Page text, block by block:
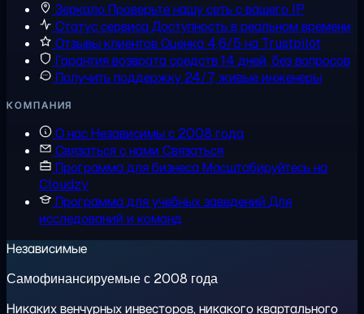
Зеркало Проверьте нашу сеть с вашего IP
Статус сервисаДоступность в реальном времени
Отзывы клиентовОценка 4,6/5 на Trustpilot
Гарантия возврата средств14 дней, без вопросов
Получить поддержку 24/7, живые инженеры
КОМПАНИЯ
О насНезависимы с 2008 года
Связаться с нами Связаться
Программа для бизнесаМасштабируйтесь на
Cloudzy
Программа для учебных заведений Для
исследований и команд
Независимые
Самофинансируемые с 2008 года
Никаких венчурных инвесторов, никакого квартального